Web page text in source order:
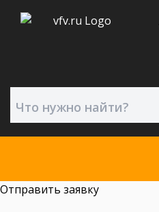
Отправить заявку